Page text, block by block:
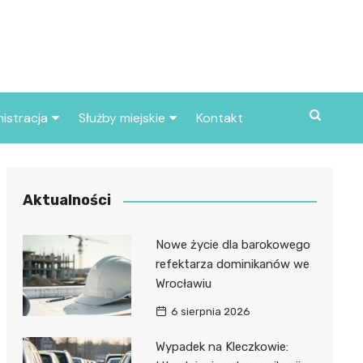
miasta
Służby miejskie
Policja
Kontakt
Aktualności
Nowe życie dla barokowego
refektarza dominikanów we
Wrocławiu
6 sierpnia 2026
Wypadek na Kleczkowie: